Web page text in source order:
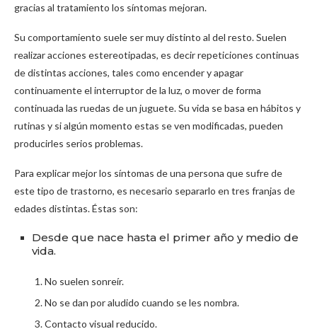
gracias al tratamiento los síntomas mejoran.
Su comportamiento suele ser muy distinto al del resto. Suelen
realizar acciones estereotipadas, es decir repeticiones continuas
de distintas acciones, tales como encender y apagar
continuamente el interruptor de la luz, o mover de forma
continuada las ruedas de un juguete. Su vida se basa en hábitos y
rutinas y si algún momento estas se ven modificadas, pueden
producirles serios problemas.
Para explicar mejor los síntomas de una persona que sufre de
este tipo de trastorno, es necesario separarlo en tres franjas de
edades distintas. Éstas son:
Desde que nace hasta el primer año y medio de
vida.
No suelen sonreír.
No se dan por aludido cuando se les nombra.
Contacto visual reducido.